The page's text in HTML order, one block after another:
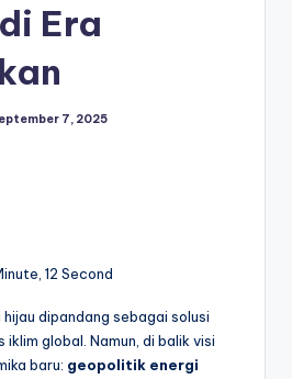
Era
7, 2025
12 Second
hijau dipandang sebagai solusi
global. Namun, di balik visi
baru: geopolitik energi